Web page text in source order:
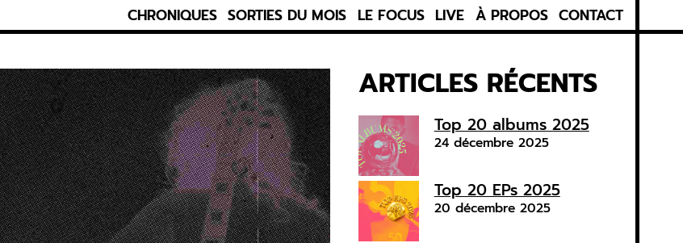
CHRONIQUES SORTIES DU MOIS LE FOCUS LIVE À PROPOS CONTACT
ARTICLES RÉCENTS
Top 20 albums 2025
24 décembre 2025
Top 20 EPs 2025
20 décembre 2025